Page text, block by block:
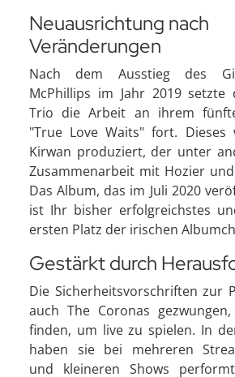
Neuausrichtung nach
Veränderungen
Nach dem Ausstieg des
McPhillips im Jahr 2019 setzte
Trio die Arbeit an ihrem
"True Love Waits" fort. Dieses
Kirwan produziert, der unter
Zusammenarbeit mit Hozier
Das Album, das im Juli 2020
ist Ihr bisher erfolgreichstes
ersten Platz der irischen
Gestärkt durch
Die Sicherheitsvorschriften zur
auch The Coronas
finden, um live zu spielen. In
haben sie bei mehreren
und kleineren Shows